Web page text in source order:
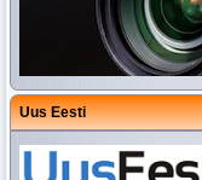
Uus Eesti